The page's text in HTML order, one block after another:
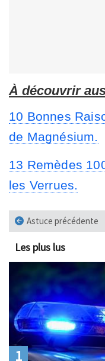
À découvrir
10 Bonnes
de Magnésium.
13 Remèdes
les Verrues.
Astuce précédente
Les plus lus
1